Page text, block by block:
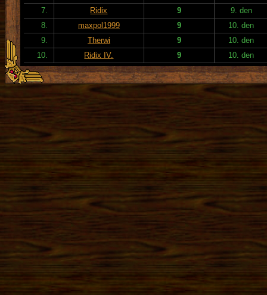
7.
Ridix 9
9. den
8.
maxpol1999 9
10. den
9.
Therwi 9
10. den
10.
Ridix IV. 9 10. den